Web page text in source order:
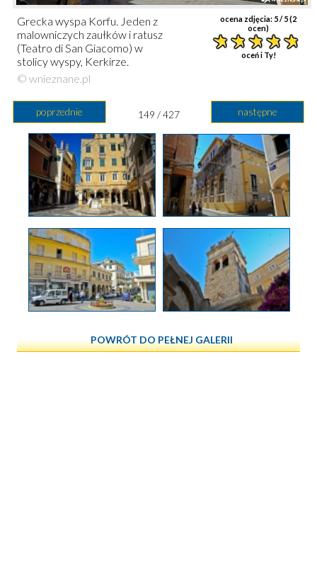
ocena zdjęcia: 5/ 5 (2
ocen)
oceń i Ty!
Grecka wyspa Korfu. Jeden z
malowniczych zaułków i ratusz
(Teatro di San Giacomo) w
stolicy wyspy, Kerkirze.
© wnieznane.pl
poprzednie następne
149 / 427
POWRÓT DO PEŁNEJ GALERII